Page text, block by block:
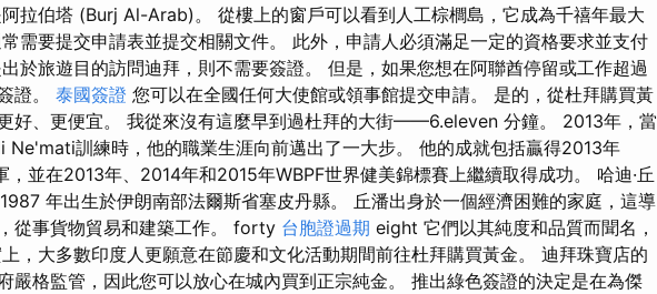
拉伯塔 (Burj Al-Arab)。 從樓上的窗戶可以看到人工棕櫚島，它成為千禧年最大
需要提交申請表並提交相關文件。 此外，申請人必須滿足一定的資格要求並支付
於旅遊目的訪問迪拜，則不需要簽證。 但是，如果您想在阿聯酋停留或工作超過
證。 泰國簽證 您可以在全國任何大使館或領事館提交申請。 是的，從杜拜購買黃
好、更便宜。 我從來沒有這麼早到過杜拜的大街——6.eleven 分鐘。 2013年，當
Ne'mati訓練時，他的職業生涯向前邁出了一大步。 他的成就包括贏得2013年
，並在2013年、2014年和2015年WBPF世界健美錦標賽上繼續取得成功。 哈迪·丘
年出生於伊朗南部法爾斯省塞皮丹縣。 丘潘出身於一個經濟困難的家庭，這導
從事貨物貿易和建築工作。 forty 台胞證過期 eight 它們以其純度和品質而聞名，
，大多數印度人更願意在節慶和文化活動期間前往杜拜購買黃金。 迪拜珠寶店的
嚴格監管，因此您可以放心在城內買到正宗純金。 推出綠色簽證的決定是在為傑